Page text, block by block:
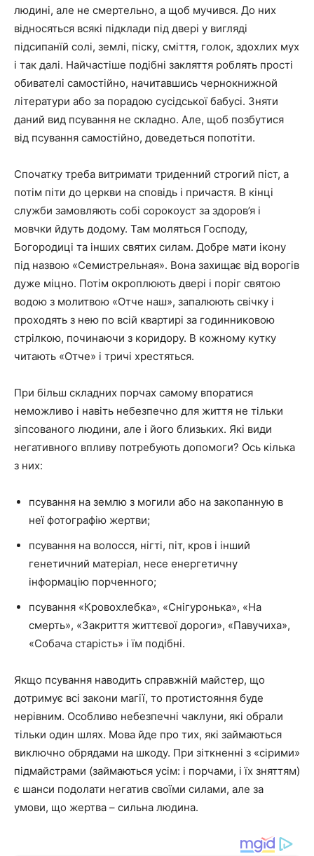
людині, але не смертельно, а щоб мучився. До них
відносяться всякі підклади під двері у вигляді
підсипанїй солі, землі, піску, сміття, голок, здохлих мух
і так далі. Найчастіше подібні закляття роблять прості
обивателі самостійно, начитавшись чернокнижной
літератури або за порадою сусідської бабусі. Зняти
даний вид псування не складно. Але, щоб позбутися
від псування самостійно, доведеться попотіти.
Спочатку треба витримати триденний строгий піст, а
потім піти до церкви на сповідь і причастя. В кінці
служби замовляють собі сорокоуст за здоров’я і
мовчки йдуть додому. Там моляться Господу,
Богородиці та інших святих силам. Добре мати ікону
під назвою «Семистрельная». Вона захищає від ворогів
дуже міцно. Потім окроплюють двері і поріг святою
водою з молитвою «Отче наш», запалюють свічку і
проходять з нею по всій квартирі за годинниковою
стрілкою, починаючи з коридору. В кожному кутку
читають «Отче» і тричі хрестяться.
При більш складних порчах самому впоратися
неможливо і навіть небезпечно для життя не тільки
зіпсованого людини, але і його близьких. Які види
негативного впливу потребують допомоги? Ось кілька
з них:
псування на землю з могили або на закопанную в
неї фотографію жертви;
псування на волосся, нігті, піт, кров і інший
генетичний матеріал, несе енергетичну
інформацію порченного;
псування «Кровохлебка», «Снігуронька», «На
смерть», «Закриття життєвої дороги», «Павучиха»,
«Собача старість» і їм подібні.
Якщо псування наводить справжній майстер, що
дотримує всі закони магії, то протистояння буде
нерівним. Особливо небезпечні чаклуни, які обрали
тільки один шлях. Мова йде про тих, які займаються
виключно обрядами на шкоду. При зіткненні з «сірими»
підмайстрами (займаються усім: і порчами, і їх зняттям)
є шанси подолати негатив своїми силами, але за
умови, що жертва – сильна людина.